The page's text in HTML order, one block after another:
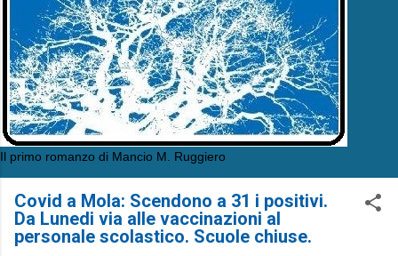
Il primo romanzo di Mancio M. Ruggiero
Covid a Mola: Scendono a 31 i positivi.
Da Lunedi via alle vaccinazioni al
personale scolastico. Scuole chiuse.